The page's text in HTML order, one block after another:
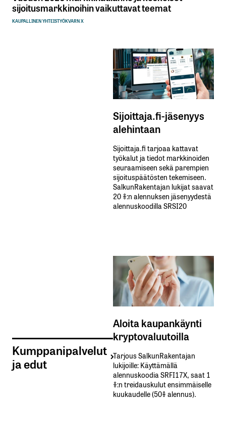
sijoitusmarkkinoihin vaikuttavat teemat
KAUPALLINEN YHTEISTYÖKVARN X
Kumppanipalvelut
ja edut
Sijoittaja.fi-jäsenyys
alehintaan
Sijoittaja.fi tarjoaa kattavat
työkalut ja tiedot markkinoiden
seuraamiseen sekä parempien
sijoituspäätösten tekemiseen.
SalkunRakentajan lukijat saavat
20 %:n alennuksen jäsenyydestä
alennuskoodilla SRSI20
Aloita kaupankäynti
kryptovaluutoilla
Tarjous SalkunRakentajan
lukijoille: Käyttämällä​ ​
alennuskoodia​ ​SRFI17X,​ ​saat​ ​1
%:n treidauskulut​ ​ensimmäiselle​ ​
kuukaudelle​ ​(50%​ ​alennus).